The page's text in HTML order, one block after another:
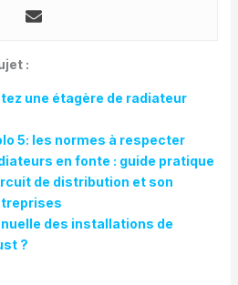
:
une étagère de radiateur
5: les normes à respecter
en fonte : guide pratique
de distribution et son
des installations de
?